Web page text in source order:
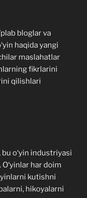
bloglar va
haqida yangi
maslahatlar
fikrlarini
qilishlari
o‘yin industriyasi
har doim
kutishni
hikoyalarni